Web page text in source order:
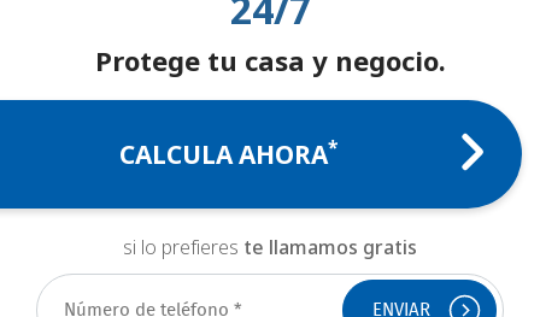
CESIÓN DE DERECHOS
Protege tu casa y negocio.
CALCULA AHORA*
si lo prefieres te llamamos gratis